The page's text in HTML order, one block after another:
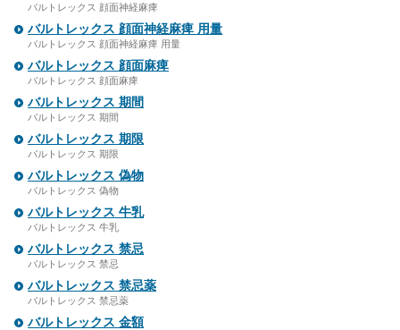
バルトレックス 顔面神経麻痺
バルトレックス 顔面神経麻痺 用量
バルトレックス 顔面神経麻痺 用量
バルトレックス 顔面麻痺
バルトレックス 顔面麻痺
バルトレックス 期間
バルトレックス 期間
バルトレックス 期限
バルトレックス 期限
バルトレックス 偽物
バルトレックス 偽物
バルトレックス 牛乳
バルトレックス 牛乳
バルトレックス 禁忌
バルトレックス 禁忌
バルトレックス 禁忌薬
バルトレックス 禁忌薬
バルトレックス 金額